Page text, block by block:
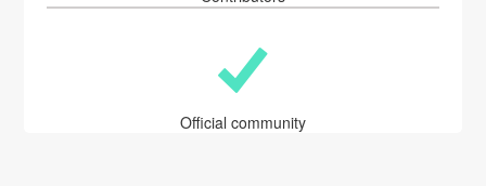
Official community